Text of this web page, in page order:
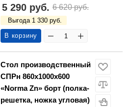
5 290 руб. 6 620 руб.
Выгода 1 330 руб.
В корзину
Стол производственный
СПРн 860х1000х600
«Norma Zn» борт (полка-
решетка, ножка угловая)